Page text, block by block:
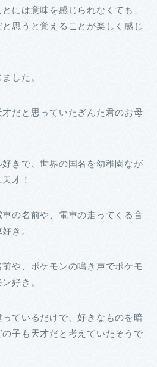
には意味を感じられなくても、
思うと覚えることが楽しく感じ
した。
だと思っていたぎんた君のお母
きで、世界の国名を幼稚園なが
才！
の名前や、電車の走ってくる音
き。
や、ポケモンの鳴き声でポケモ
好き。
ているだけで、好きなものを暗
子も天才だと考えていたそうで